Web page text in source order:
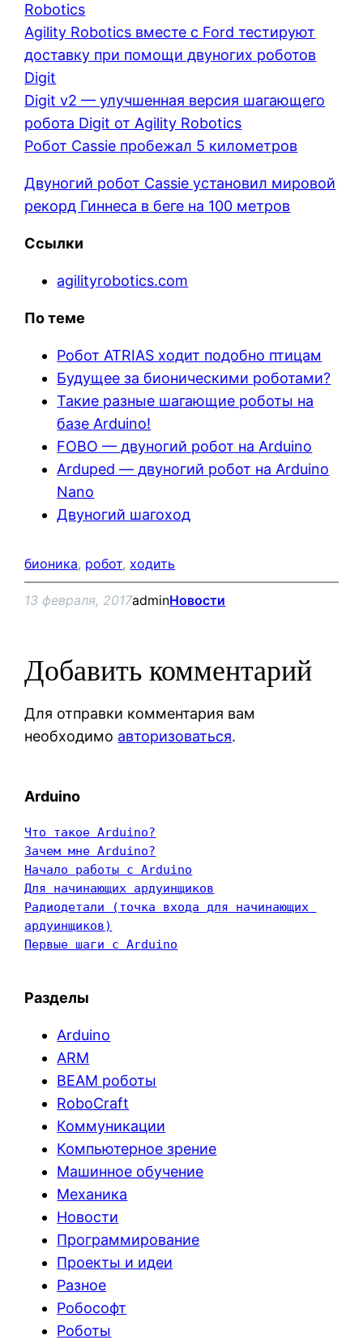
Robotics
Agility Robotics вместе с Ford тестируют
доставку при помощи двуногих роботов
Digit
Digit v2 — улучшенная версия шагающего
робота Digit от Agility Robotics
Робот Cassie пробежал 5 километров
Двуногий робот Cassie установил мировой
рекорд Гиннеса в беге на 100 метров
Ссылки
agilityrobotics.com
По теме
Робот ATRIAS ходит подобно птицам
Будущее за бионическими роботами?
Такие разные шагающие роботы на
базе Arduino!
FOBO — двуногий робот на Arduino
Arduped — двуногий робот на Arduino
Nano
Двуногий шагоход
бионика, робот, ходить
13 февраля, 2017adminНовости
Добавить комментарий
Для отправки комментария вам
необходимо авторизоваться.
Arduino
Что такое Arduino?
Зачем мне Arduino?
Начало работы с Arduino
Для начинающих ардуинщиков
Радиодетали (точка входа для начинающих
ардуинщиков)
Первые шаги с Arduino
Разделы
Arduino
ARM
BEAM роботы
RoboCraft
Коммуникации
Компьютерное зрение
Машинное обучение
Механика
Новости
Программирование
Проекты и идеи
Разное
Робософт
Роботы